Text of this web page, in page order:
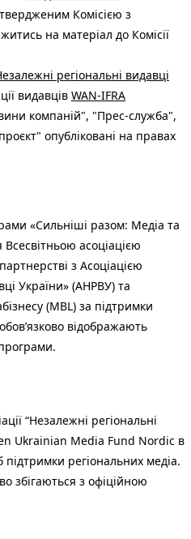
Комісією з
на матеріал до Комісії
регіональні видавці
видавців WAN-IFRA
компаній", "Прес-служба",
опубліковані на правах
«Сильніші разом: Медіа та
асоціацією
з Асоціацією
України» (АНРВУ) та
(MBL) за підтримки
відображають
“Незалежні регіональні
Ukrainian Media Fund Nordic в
підтримки регіональних медіа.
збігаються з офіційною